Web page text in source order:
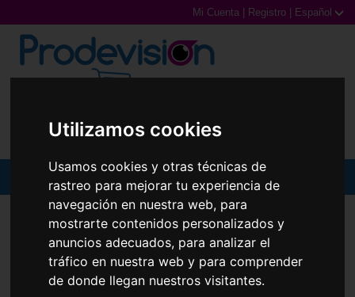
Utilizamos cookies
Usamos cookies y otras técnicas de
rastreo para mejorar tu experiencia de
navegación en nuestra web, para
mostrarte contenidos personalizados y
anuncios adecuados, para analizar el
tráfico en nuestra web y para comprender
de donde llegan nuestros visitantes.
Mi Cuenta Registro Español
Gafas de Sol
Gafas Graduadas
Gafas Deportivas
GAFAS GRADUADAS AN7227 DORAMI